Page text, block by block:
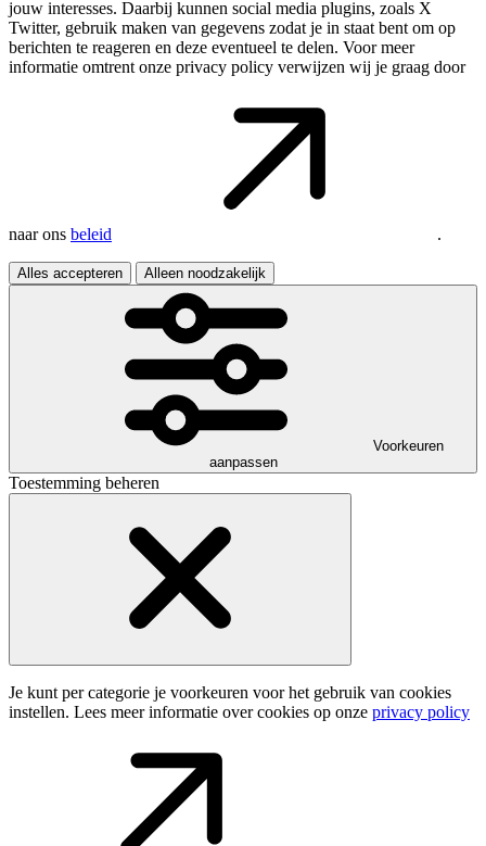
jouw interesses. Daarbij kunnen social media plugins, zoals X
Twitter, gebruik maken van gegevens zodat je in staat bent om op
berichten te reageren en deze eventueel te delen. Voor meer
informatie omtrent onze privacy policy verwijzen wij je graag door
naar ons beleid .
Alles accepteren Alleen noodzakelijk
Voorkeuren
aanpassen
Toestemming beheren
Je kunt per categorie je voorkeuren voor het gebruik van cookies
instellen. Lees meer informatie over cookies op onze privacy policy